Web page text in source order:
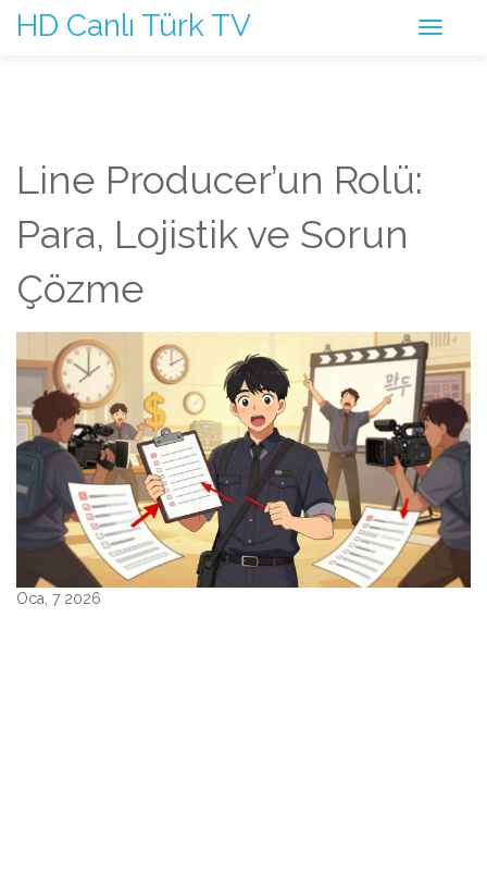
HD Canlı Türk TV
Line Producer’un Rolü:
Para, Lojistik ve Sorun
Çözme
Oca, 7 2026